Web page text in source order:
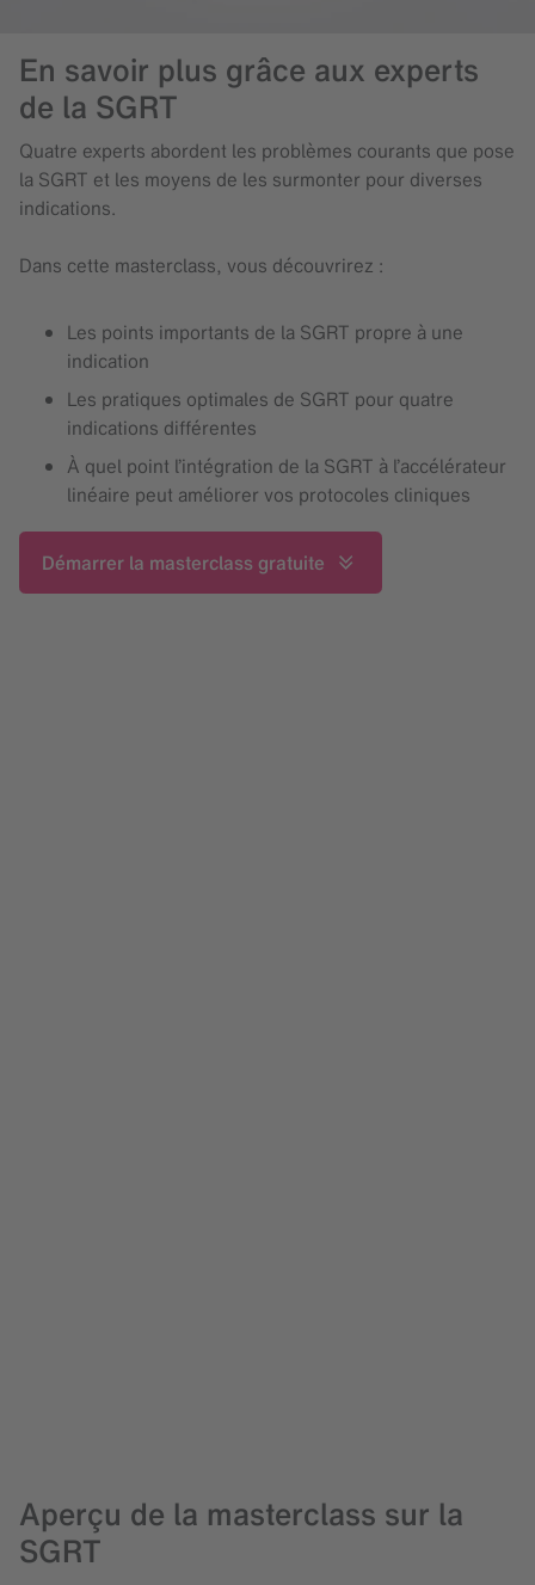
En savoir plus grâce aux experts
de la SGRT
Quatre experts abordent les problèmes courants que pose
la SGRT et les moyens de les surmonter pour diverses
indications.
Dans cette masterclass, vous découvrirez :
Les points importants de la SGRT propre à une
indication
Les pratiques optimales de SGRT pour quatre
indications différentes
À quel point l’intégration de la SGRT à l’accélérateur
linéaire peut améliorer vos protocoles cliniques
Démarrer la masterclass gratuite
Aperçu de la masterclass sur la
SGRT